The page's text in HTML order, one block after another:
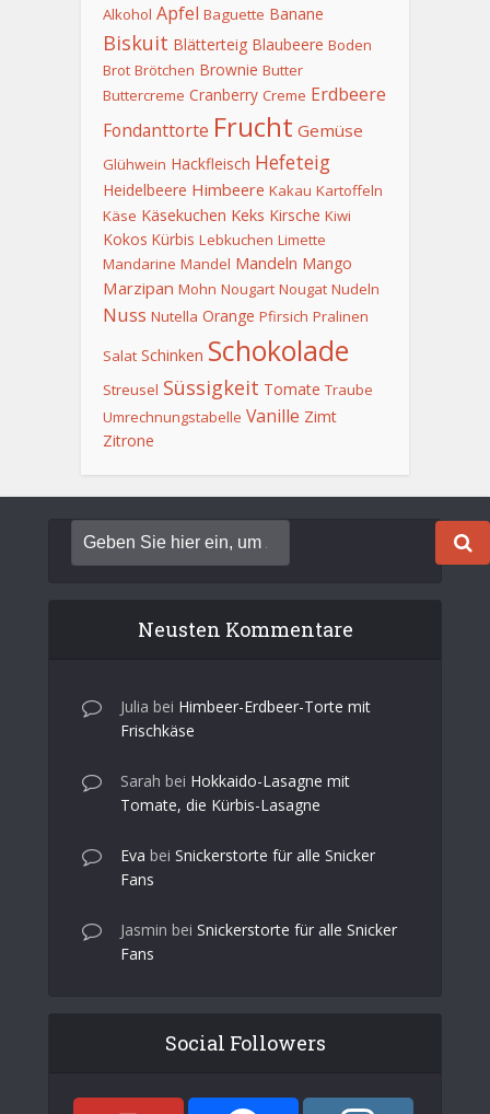
Alkohol Apfel Baguette Banane
Biskuit Blätterteig Blaubeere Boden
Brot Brötchen Brownie Butter
Buttercreme Cranberry Creme Erdbeere
Fondanttorte Frucht Gemüse
Glühwein Hackfleisch Hefeteig
Heidelbeere Himbeere Kakau Kartoffeln
Käse Käsekuchen Keks Kirsche Kiwi
Kokos Kürbis Lebkuchen Limette
Mandarine Mandel Mandeln Mango
Marzipan Mohn Nougart Nougat Nudeln
Nuss Nutella Orange Pfirsich Pralinen
Salat Schinken Schokolade
Streusel Süssigkeit Tomate Traube
Umrechnungstabelle Vanille Zimt
Zitrone
Neusten Kommentare
Julia bei Himbeer-Erdbeer-Torte mit
Frischkäse
Sarah bei Hokkaido-Lasagne mit
Tomate, die Kürbis-Lasagne
Eva bei Snickerstorte für alle Snicker
Fans
Jasmin bei Snickerstorte für alle Snicker
Fans
Social Followers